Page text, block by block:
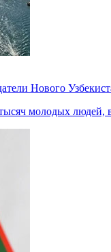
Нового
молодых